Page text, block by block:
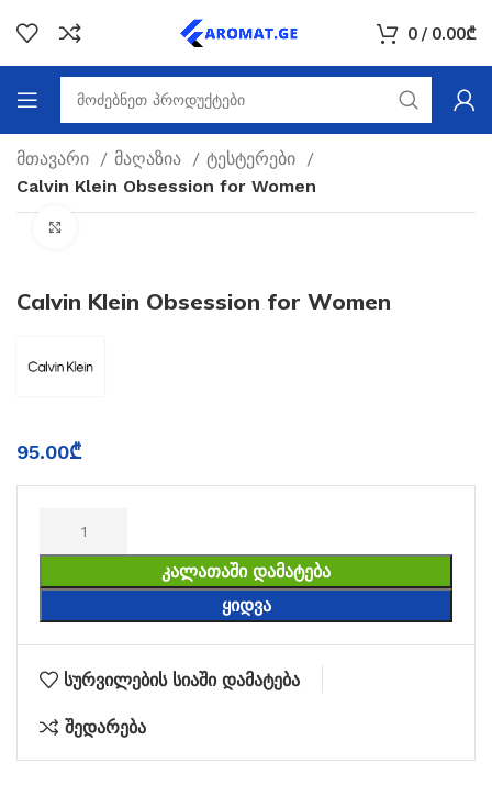
0 / 0.00₾
მთავარი მაღაზია
ტესტერები
Calvin Klein Obsession for Women
Calvin Klein Obsession for Women
95.00₾
ᲙᲐᲚᲐᲗᲐᲨᲘ ᲓᲐᲛᲐᲢᲔᲑᲐ
ᲧᲘᲓᲕᲐ
სურვილების სიაში დამატება
შედარება